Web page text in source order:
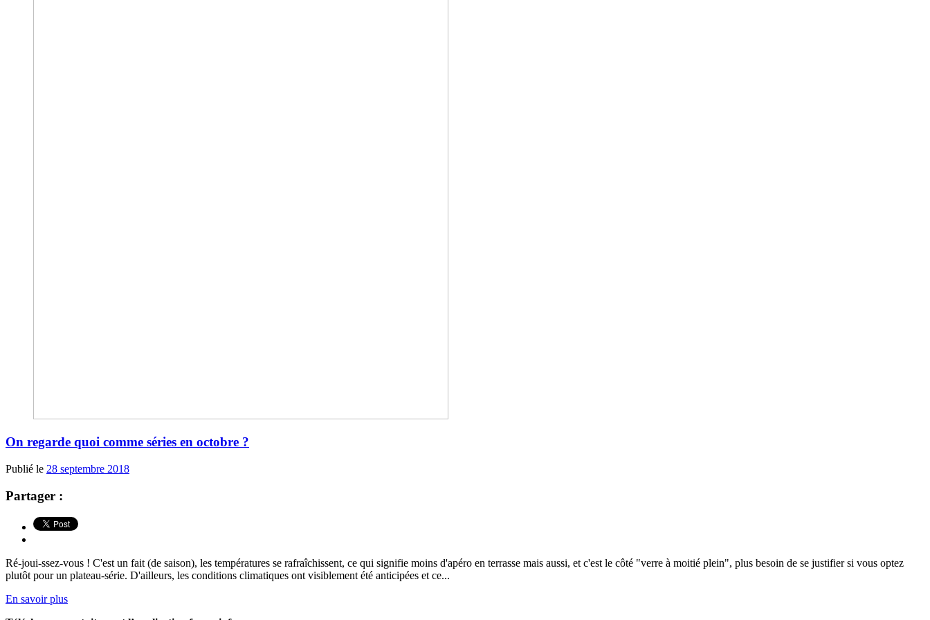
On regarde quoi comme séries en octobre ?
Publié le 28 septembre 2018
Partager :
Ré-joui-ssez-vous ! C'est un fait (de saison), les températures se rafraîchissent, ce qui signifie moins d'apéro en terrasse mais aussi, et c'est le côté "verre à moitié plein", plus besoin de se justifier si vous optez
plutôt pour un plateau-série. D'ailleurs, les conditions climatiques ont visiblement été anticipées et ce...
En savoir plus